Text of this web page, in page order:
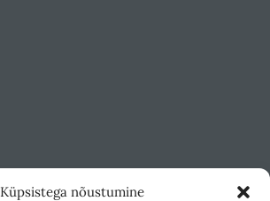
Küpsistega nõustumine